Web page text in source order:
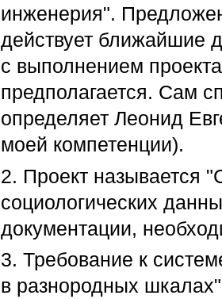
инженерия".
действует ближайшие
с выполнением
предполагается. Сам
определяет Леонид
моей компетенции).
2. Проект называется
социологических
документации,
3. Требование к
в разнородных